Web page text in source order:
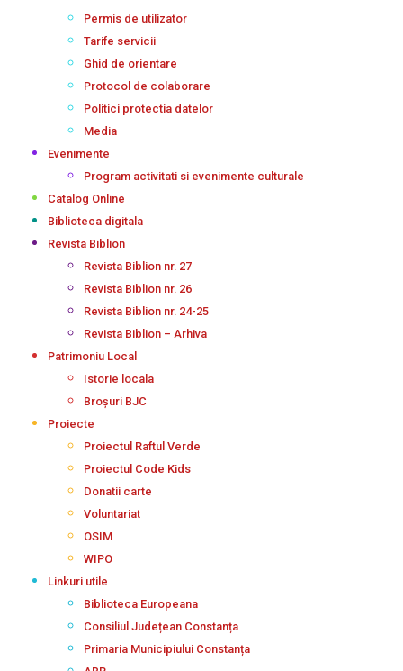
Permis de utilizator
Tarife servicii
Ghid de orientare
Protocol de colaborare
Politici protectia datelor
Media
Evenimente
Program activitati si evenimente culturale
Catalog Online
Biblioteca digitala
Revista Biblion
Revista Biblion nr. 27
Revista Biblion nr. 26
Revista Biblion nr. 24-25
Revista Biblion – Arhiva
Patrimoniu Local
Istorie locala
Broșuri BJC
Proiecte
Proiectul Raftul Verde
Proiectul Code Kids
Donatii carte
Voluntariat
OSIM
WIPO
Linkuri utile
Biblioteca Europeana
Consiliul Județean Constanța
Primaria Municipiului Constanța